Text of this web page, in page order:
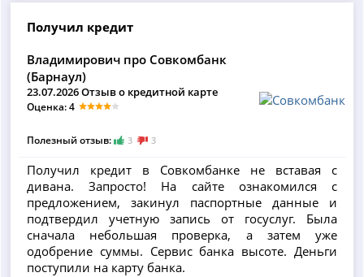
Получил кредит
Владимирович про Совкомбанк
(Барнаул)
23.07.2026 Отзыв о кредитной карте
Оценка: 4
Полезный отзыв: 3 3
Получил кредит в Совкомбанке не вставая с
дивана. Запросто! На сайте ознакомился с
предложением, закинул паспортные данные и
подтвердил учетную запись от госуслуг. Была
сначала небольшая проверка, а затем уже
одобрение суммы. Сервис банка высоте. Деньги
поступили на карту банка.